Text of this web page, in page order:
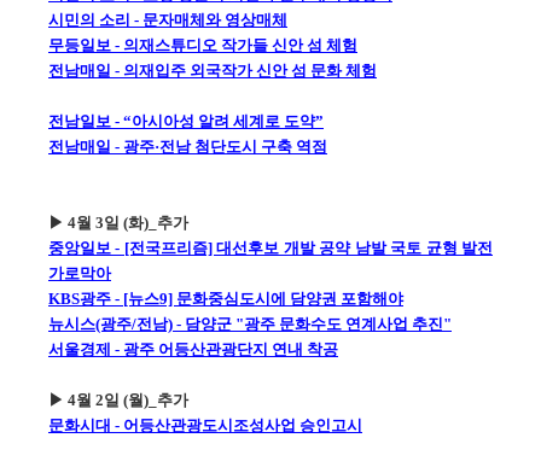
시민의 소리 - 문자매체와 영상매체
무등일보 - 의재스튜디오 작가들 신안 섬 체험
전남매일 - 의재입주 외국작가 신안 섬 문화 체험
전남일보 - “아시아성 알려 세계로 도약”
전남매일 - 광주·전남 첨단도시 구축 역점
▶ 4월 3일 (화)_추가
중앙일보 - [전국프리즘] 대선후보 개발 공약 남발 국토 균형 발전
가로막아
KBS광주 - [뉴스9] 문화중심도시에 담양권 포함해야
뉴시스(광주/전남) - 담양군 "광주 문화수도 연계사업 추진"
서울경제 - 광주 어등산관광단지 연내 착공
▶ 4월 2일 (월)_추가
문화시대 - 어등산관광도시조성사업 승인고시